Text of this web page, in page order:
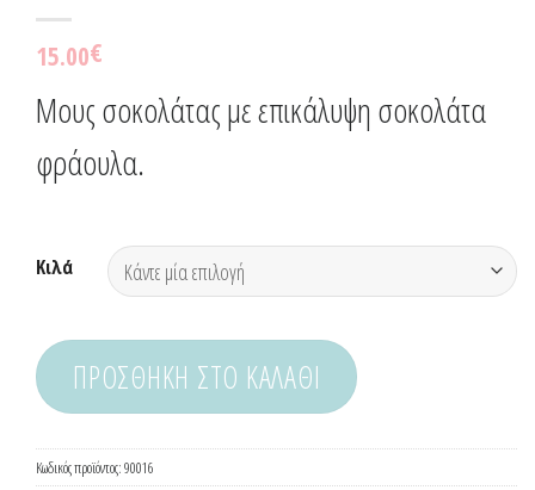
15.00€
Μους σοκολάτας με επικάλυψη σοκολάτα
φράουλα.
Κιλά
ΠΡΟΣΘΉΚΗ ΣΤΟ ΚΑΛΆΘΙ
Κωδικός προϊόντος:90016